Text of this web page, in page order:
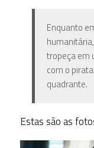
Enquanto
tropeça em
com o
quadrante.
Estas são as